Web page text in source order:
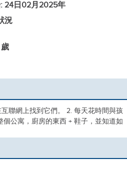
24日02月2025年
況
聯網上找到它們。 2. 每天花時間與孩
公寓，廚房的東西 + 鞋子，並知道如